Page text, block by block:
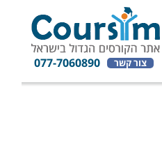
צור קשר 077-7060890